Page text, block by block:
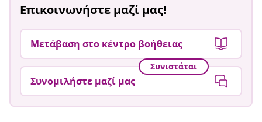
Επικοινωνήστε μαζί μας!
Μετάβαση στο κέντρο βοήθειας
Συνιστάται
Συνομιλήστε μαζί μας